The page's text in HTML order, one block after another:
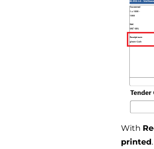
With
printed.